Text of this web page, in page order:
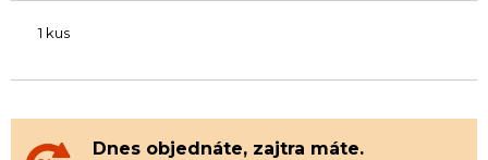
1 kus
Dnes objednáte, zajtra máte.